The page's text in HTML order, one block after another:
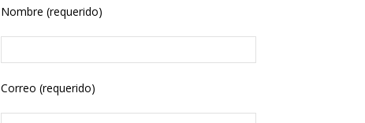
Nombre (requerido)
Correo (requerido)